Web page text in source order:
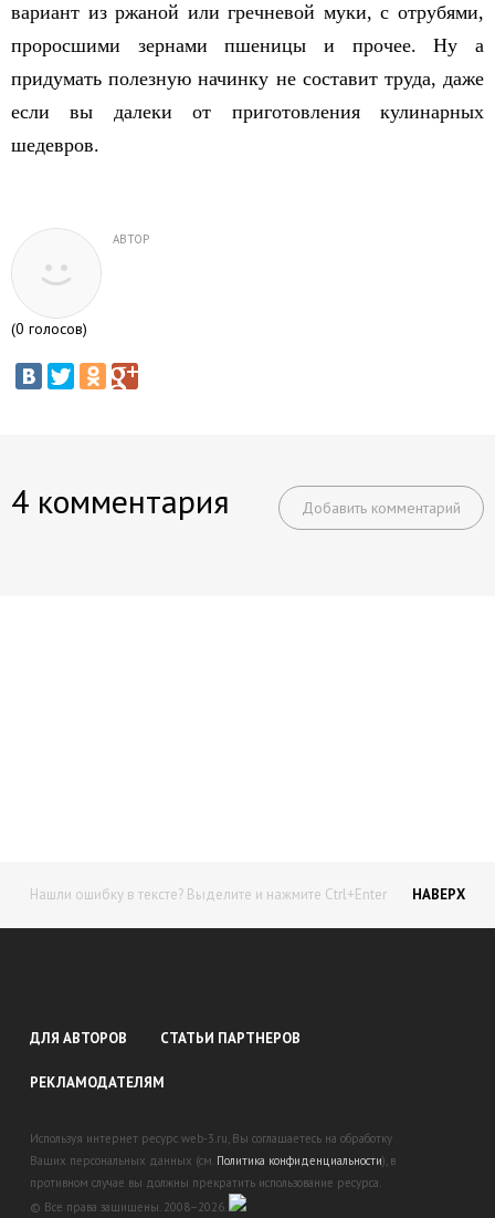
вариант из ржаной или гречневой муки, с отрубями,
проросшими зернами пшеницы и прочее. Ну а
придумать полезную начинку не составит труда, даже
если вы далеки от приготовления кулинарных
шедевров.
АВТОР
(0 голосов)
4 комментария Добавить комментарий
Нашли ошибку в тексте? Выделите и нажмите Ctrl+Enter НАВЕРХ
ДЛЯ АВТОРОВ СТАТЬИ ПАРТНЕРОВ
РЕКЛАМОДАТЕЛЯМ
Используя интернет ресурс web-3.ru, Вы соглашаетесь на обработку
Ваших персональных данных (см. Политика конфиденциальности), в
противном случае вы должны прекратить использование ресурса.
© Все права защищены. 2008–2026.